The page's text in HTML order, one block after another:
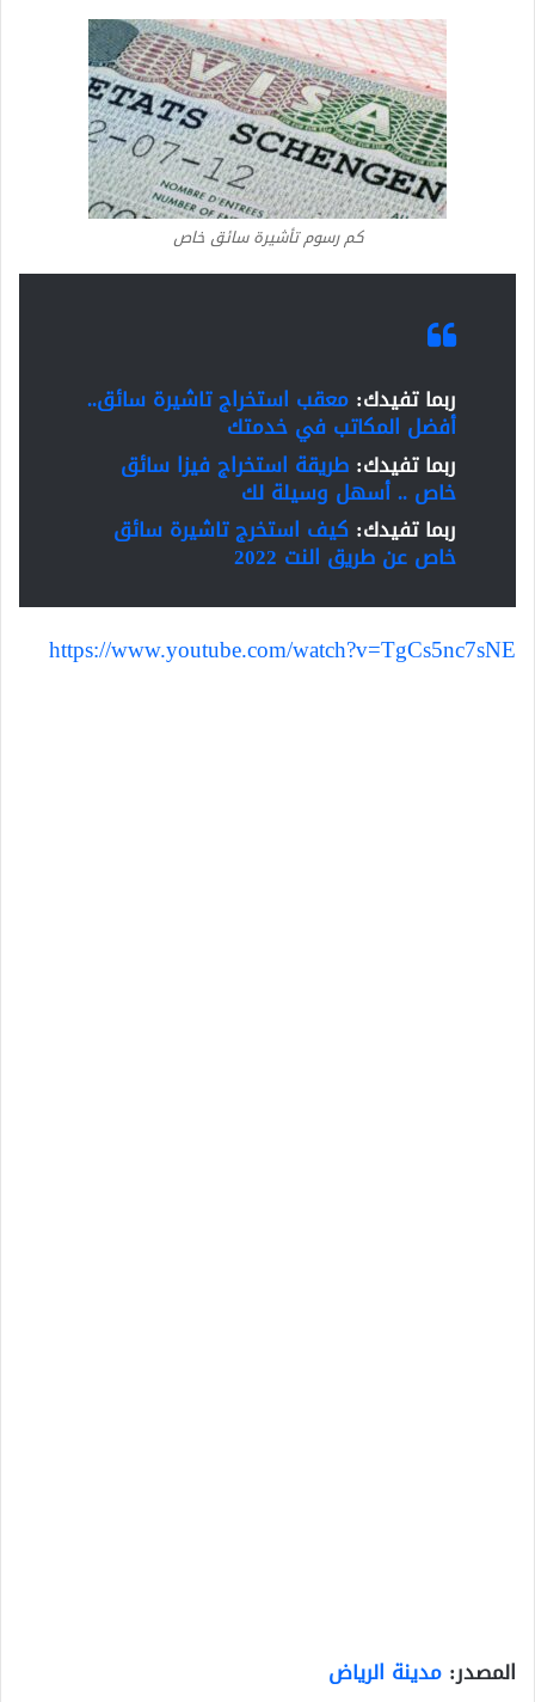
كم رسوم تأشيرة سائق خاص
ربما تفيدك: معقب استخراج تاشيرة سائق..
أفضل المكاتب في خدمتك
ربما تفيدك: طريقة استخراج فيزا سائق
خاص .. أسهل وسيلة لك
ربما تفيدك: كيف استخرج تاشيرة سائق
خاص عن طريق النت 2022
https://www.youtube.com/watch?v=TgCs5nc7sNE
المصدر: مدينة الرياض